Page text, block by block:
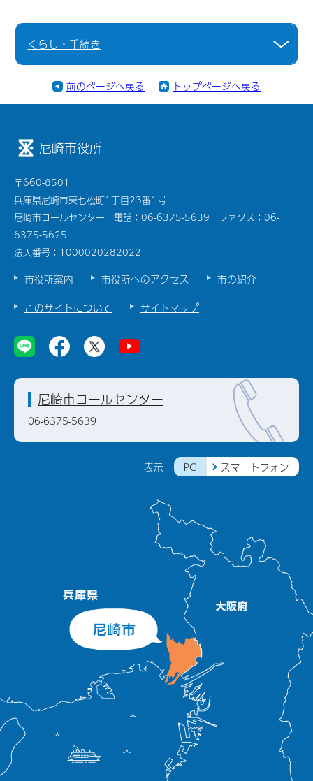
くらし・手続き
前のページへ戻る トップページへ戻る
尼崎市役所
〒660-8501
兵庫県尼崎市東七松町1丁目23番1号
尼崎市コールセンター 電話：06-6375-5639 ファクス：06-
6375-5625
法人番号：1000020282022
市役所案内 市役所へのアクセス
市の紹介
このサイトについて
サイトマップ
表示 PC スマートフォン
尼崎市コールセンター
06-6375-5639